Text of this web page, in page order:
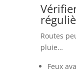
Routes
pluie…
Feux